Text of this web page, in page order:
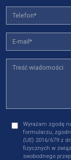
Wyrażam zgodę
formularzu,
(UE) 2016/679 z
fizycznych w
swobodnego